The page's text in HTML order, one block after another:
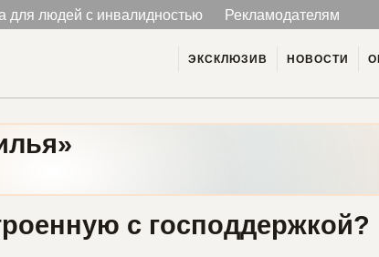
для людей с инвалидностью
Рекламодателям
ЭКСКЛЮЗИВ НОВОСТИ
с господдержкой?